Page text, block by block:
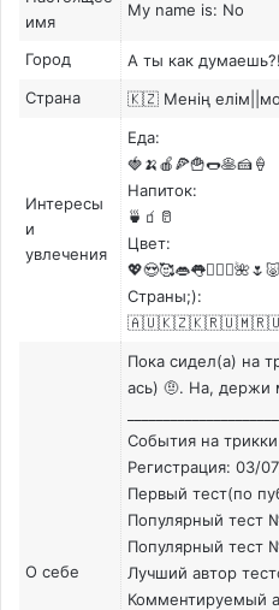
имя
My name is: No
Город
А ты как думаешь?!
Страна
🇰🇿 Менің
Интересы
и
увлечения
Еда:
🍓🍌🍎🍕🍟🌭🥞🍰🍦
Напиток:
🍵🧃🥛
Цвет:
Страны;):
🇦🇺🇰🇿🇰🇷🇺🇲🇷🇺🇺🇦,
О себе
Пока сидел(а) на
ась) 🤨. На, держи
События на
Регистрация: 03/
Первый тест(по
Популярный тест
Популярный тест
Лучший автор
Комментируемый